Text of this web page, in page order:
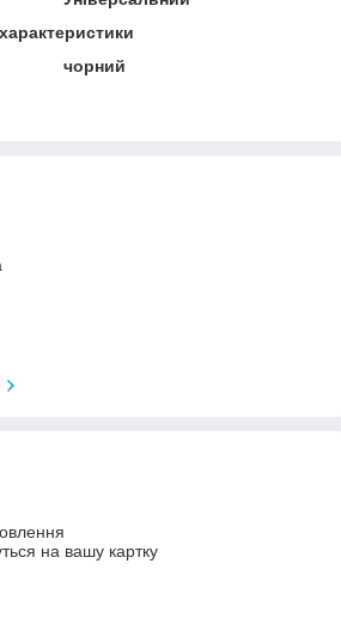
чорний
на вашу картку